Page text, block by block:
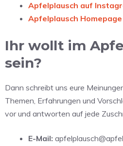
Apfelplausch auf
Apfelplausch Homepage
Ihr wollt im
sein?
Dann schreibt uns eure
Themen, Erfahrungen und
vor und antworten auf jede
E-Mail: